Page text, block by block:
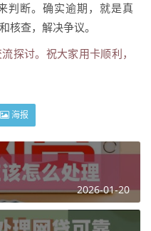
判断。确实逾期，就是真
核查，解决争议。
探讨。祝大家用卡顺利，
海报
2026-01-20